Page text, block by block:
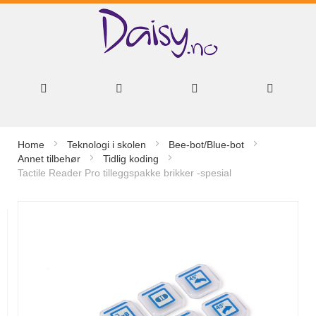
innhold
Home Teknologi i skolen
Bee-bot/Blue-bot
Annet tilbehør
Tidlig koding
Tactile Reader Pro tilleggspakke brikker -spesial